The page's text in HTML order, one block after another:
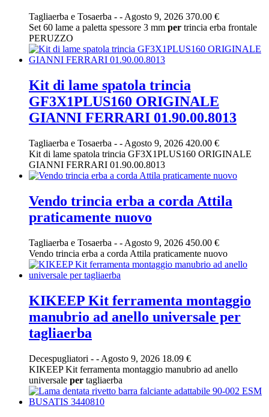
Tagliaerba e Tosaerba - - Agosto 9, 2026 370.00 €
Set 60 lame a paletta spessore 3 mm per trincia erba frontale
PERUZZO
Kit di lame spatola trincia
GF3X1PLUS160 ORIGINALE
GIANNI FERRARI 01.90.00.8013
Tagliaerba e Tosaerba - - Agosto 9, 2026 420.00 €
Kit di lame spatola trincia GF3X1PLUS160 ORIGINALE
GIANNI FERRARI 01.90.00.8013
Vendo trincia erba a corda Attila
praticamente nuovo
Tagliaerba e Tosaerba - - Agosto 9, 2026 450.00 €
Vendo trincia erba a corda Attila praticamente nuovo
KIKEEP Kit ferramenta montaggio
manubrio ad anello universale per
tagliaerba
Decespugliatori - - Agosto 9, 2026 18.09 €
KIKEEP Kit ferramenta montaggio manubrio ad anello
universale per tagliaerba